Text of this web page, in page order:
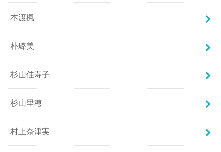
本渡楓
朴璐美
杉山佳寿子
杉山里穂
村上奈津実